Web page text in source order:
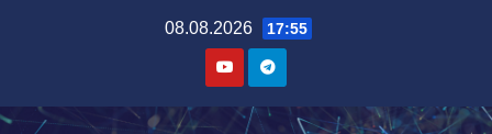
08.08.2026 17:55